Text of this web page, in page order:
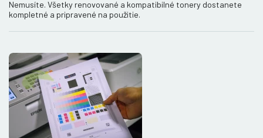
Nemusíte. Všetky renovované a kompatibilné tonery dostanete
kompletné a pripravené na použitie.